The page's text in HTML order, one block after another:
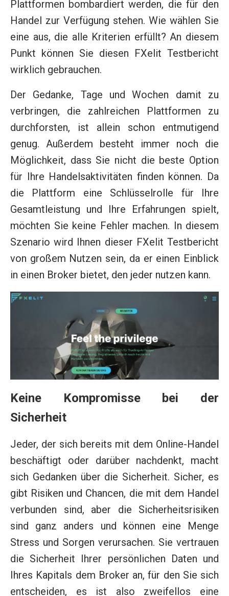
Plattformen bombardiert werden, die für den
Handel zur Verfügung stehen. Wie wählen Sie
eine aus, die alle Kriterien erfüllt? An diesem
Punkt können Sie diesen FXelit Testbericht
wirklich gebrauchen.
Der Gedanke, Tage und Wochen damit zu
verbringen, die zahlreichen Plattformen zu
durchforsten, ist allein schon entmutigend
genug. Außerdem besteht immer noch die
Möglichkeit, dass Sie nicht die beste Option
für Ihre Handelsaktivitäten finden können. Da
die Plattform eine Schlüsselrolle für Ihre
Gesamtleistung und Ihre Erfahrungen spielt,
möchten Sie keine Fehler machen. In diesem
Szenario wird Ihnen dieser FXelit Testbericht
von großem Nutzen sein, da er einen Einblick
in einen Broker bietet, den jeder nutzen kann.
Keine Kompromisse bei der
Sicherheit
Jeder, der sich bereits mit dem Online-Handel
beschäftigt oder darüber nachdenkt, macht
sich Gedanken über die Sicherheit. Sicher, es
gibt Risiken und Chancen, die mit dem Handel
verbunden sind, aber die Sicherheitsrisiken
sind ganz anders und können eine Menge
Stress und Sorgen verursachen. Sie vertrauen
die Sicherheit Ihrer persönlichen Daten und
Ihres Kapitals dem Broker an, für den Sie sich
entscheiden, es ist also zweifellos eine